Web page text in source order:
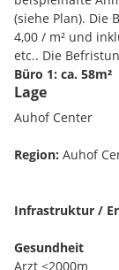
(siehe Plan). Die
4,00 / m² und
etc.. Die
Büro 1: ca. 58m²
Büro 2: ca. 35m²
Büro 3: ca. 34m²
angemietet
stehe ich ihnen
Bernhard
Lage
Auhof Center
Region: Auhof
Infrastruktur /
Gesundheit
Arzt <2000m